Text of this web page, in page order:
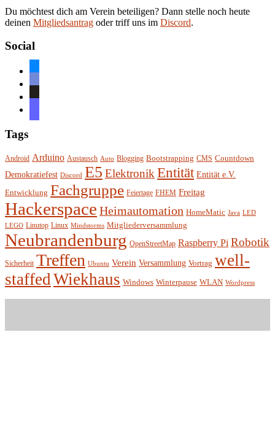
Du möchtest dich am Verein beteiligen? Dann stelle noch heute
deinen Mitgliedsantrag oder triff uns im Discord.
Social
Tags
Android Arduino Austausch Auto Blogging Bootstrapping CMS Countdown
Demokratiefest Discord E5 ElektronikEntität Entität e.V.
Entwicklung Fachgruppe Feiertage FHEM Freitag
Hackerspace Heimautomation HomeMatic Java LED
LEGO Linutop Linux Mindstorms Mitgliederversammlung
Neubrandenburg OpenStreetMap Raspberry Pi Robotik
Sicherheit Treffen Ubuntu Verein Versammlung Vortrag well-
staffedWiekhaus Windows Winterpause WLAN Wordpress